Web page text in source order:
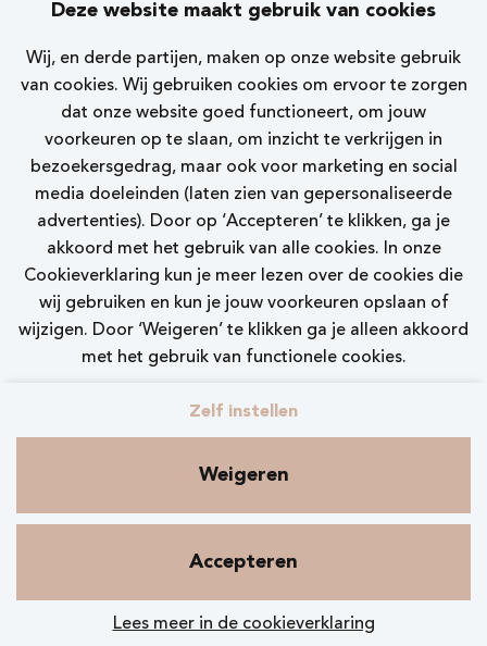
Deze website maakt gebruik van cookies
Wij, en derde partijen, maken op onze website gebruik
van cookies. Wij gebruiken cookies om ervoor te zorgen
dat onze website goed functioneert, om jouw
voorkeuren op te slaan, om inzicht te verkrijgen in
bezoekersgedrag, maar ook voor marketing en social
media doeleinden (laten zien van gepersonaliseerde
advertenties). Door op ‘Accepteren’ te klikken, ga je
akkoord met het gebruik van alle cookies. In onze
Cookieverklaring kun je meer lezen over de cookies die
wij gebruiken en kun je jouw voorkeuren opslaan of
wijzigen. Door ‘Weigeren’ te klikken ga je alleen akkoord
met het gebruik van functionele cookies.
Zelf instellen
Weigeren
Accepteren
Lees meer in de cookieverklaring
Skechers
0 - 12 uur
Bekijk vacature
Call-to-action bij meer vacatures